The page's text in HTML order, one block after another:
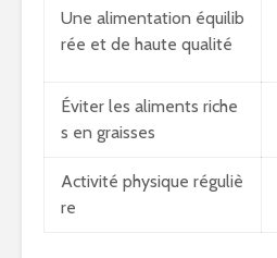
Une alimentation équilib
rée et de haute qualité
Éviter les aliments riche
s en graisses
Activité physique réguliè
re